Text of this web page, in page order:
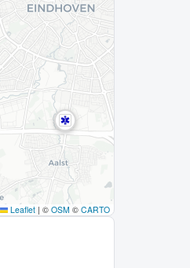
Leaflet | © OSM © CARTO